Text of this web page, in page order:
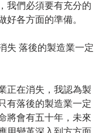
我們必須要有充分的
好各方面的準備。
失 落後的製造業一定
正在消失，我認為製
有落後的製造業一定
將會有五十年，未來